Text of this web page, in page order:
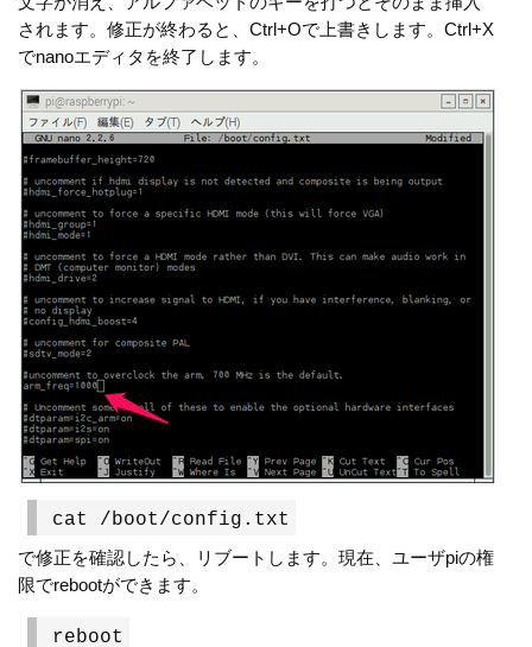
されます。修正が終わると、Ctrl+Oで上書きします。Ctrl+X
でnanoエディタを終了します。
cat /boot/config.txt
で修正を確認したら、リブートします。現在、ユーザpiの権
限でrebootができます。
reboot